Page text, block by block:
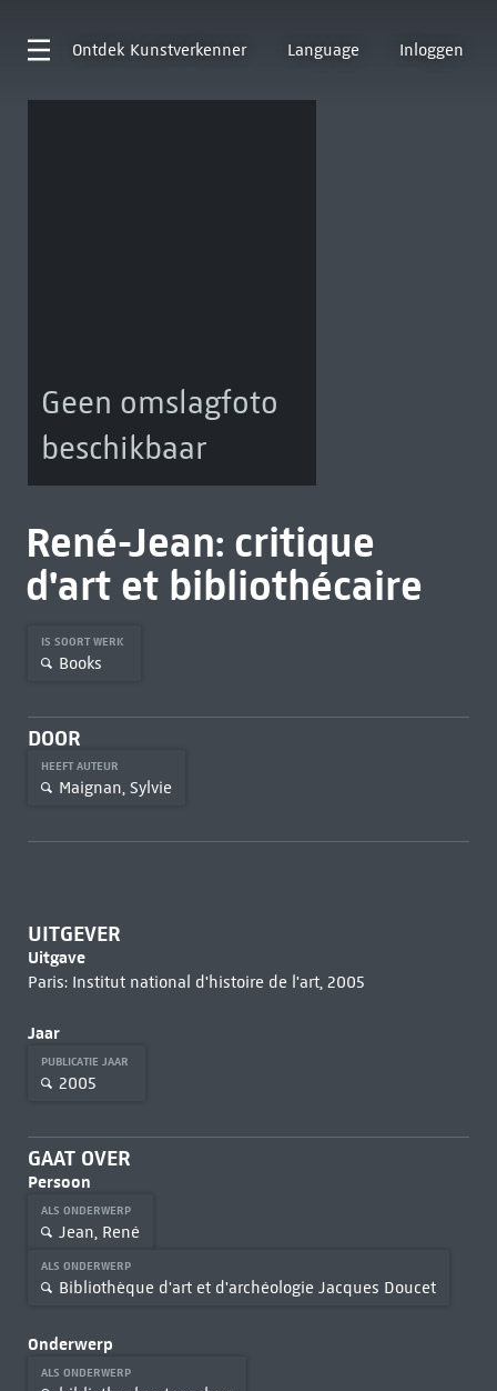
Ontdek Kunstverkenner Language Inloggen
Geen omslagfoto
beschikbaar
René-Jean: critique
d'art et bibliothécaire
IS SOORT WERK
Books
DOOR
HEEFT AUTEUR
Maignan, Sylvie
UITGEVER
Uitgave
Paris: Institut national d'histoire de l'art, 2005
Jaar
PUBLICATIE JAAR
2005
GAAT OVER
Persoon
ALS ONDERWERP
Jean, René
ALS ONDERWERP
Bibliothèque d'art et d'archéologie Jacques Doucet
Onderwerp
ALS ONDERWERP